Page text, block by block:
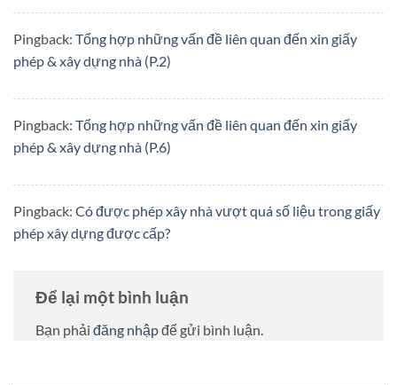
Pingback: Tổng hợp những vấn đề liên quan đến xin giấy
phép & xây dựng nhà (P.2)
Pingback: Tổng hợp những vấn đề liên quan đến xin giấy
phép & xây dựng nhà (P.6)
Pingback: Có được phép xây nhà vượt quá số liệu trong giấy
phép xây dựng được cấp?
Để lại một bình luận
Bạn phải đăng nhậpđể gửi bình luận.